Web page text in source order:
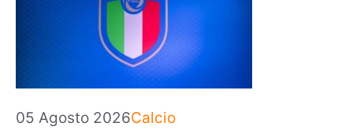
05 Agosto 2026Categorie
Calcio